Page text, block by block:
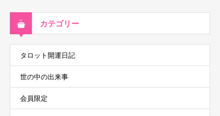
カテゴリー
タロット開運日記
世の中の出来事
会員限定